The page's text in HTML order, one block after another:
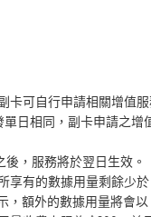
可自行申請相關增值服
單日相同，副卡申請之增
後，服務將於翌日生效。
有的數據用量剩餘少
額外的數據用量將會